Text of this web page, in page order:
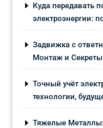
Куда передавать
электроэнергии:
Задвижка с
Монтаж и Секреты
Точный учёт
технологии,
Тяжелые